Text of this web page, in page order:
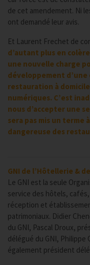
de cet amendement. Ni
ont demandé leur avis.
Et Laurent Frechet de
d’autant plus en
une nouvelle charge
développement
restauration à
numériques. C’est
nous d’accepter une
sera pas mis un terme
dangereuse des
GNI de l’Hôtellerie &
Le GNI est la seule
service des hôtels,
réception et
patrimoniaux. Didier
du GNI, Pascal Droux,
délégué du GNI,
également président